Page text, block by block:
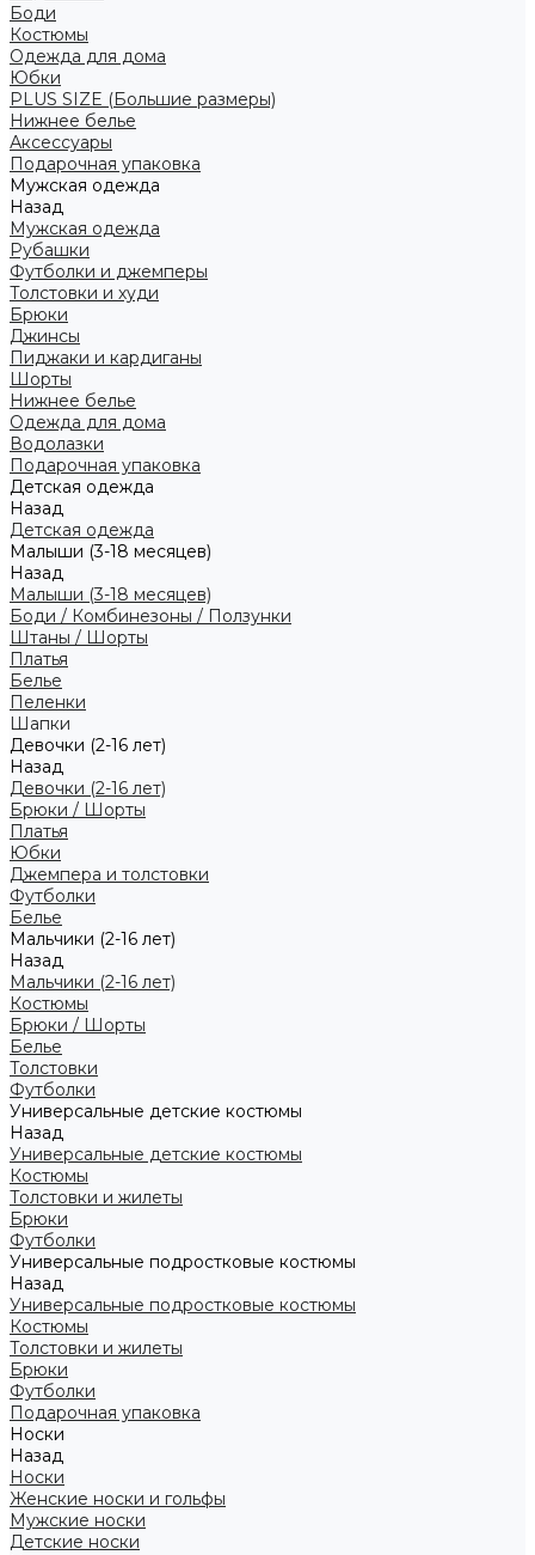
Боди
Костюмы
Одежда для дома
Юбки
PLUS SIZE (Большие размеры)
Нижнее белье
Аксессуары
Подарочная упаковка
Мужская одежда
Назад
Мужская одежда
Рубашки
Футболки и джемперы
Толстовки и худи
Брюки
Джинсы
Пиджаки и кардиганы
Шорты
Нижнее белье
Одежда для дома
Водолазки
Подарочная упаковка
Детская одежда
Назад
Детская одежда
Малыши (3-18 месяцев)
Назад
Малыши (3-18 месяцев)
Боди / Комбинезоны / Ползунки
Штаны / Шорты
Платья
Белье
Пеленки
Шапки
Девочки (2-16 лет)
Назад
Девочки (2-16 лет)
Брюки / Шорты
Платья
Юбки
Джемпера и толстовки
Футболки
Белье
Мальчики (2-16 лет)
Назад
Мальчики (2-16 лет)
Костюмы
Брюки / Шорты
Белье
Толстовки
Футболки
Универсальные детские костюмы
Назад
Универсальные детские костюмы
Костюмы
Толстовки и жилеты
Брюки
Футболки
Универсальные подростковые костюмы
Назад
Универсальные подростковые костюмы
Костюмы
Толстовки и жилеты
Брюки
Футболки
Подарочная упаковка
Носки
Назад
Носки
Женские носки и гольфы
Мужские носки
Детские носки